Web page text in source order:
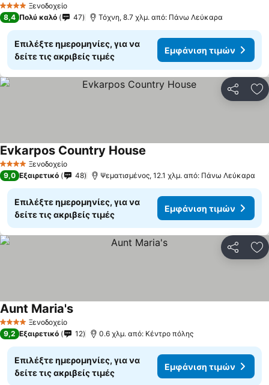
4 ΑστέριαΞενοδοχείο
8,4 Πολύ καλό 47 Τόχνη, 8.7 χλμ. από: Πάνω Λεύκαρα
Επιλέξτε ημερομηνίες, για να
δείτε τις ακριβείς τιμές
Εμφάνιση τιμών
4 ΑστέριαΞενοδοχείο
Evkarpos Country House
9,0 Εξαιρετικό 48 Ψεματισμένος, 12.1 χλμ. από: Πάνω Λεύκαρα
Επιλέξτε ημερομηνίες, για να
δείτε τις ακριβείς τιμές
Εμφάνιση τιμών
4 ΑστέριαΞενοδοχείο
Aunt Maria's
9,2 Εξαιρετικό 12 0.6 χλμ. από: Κέντρο πόλης
Επιλέξτε ημερομηνίες, για να
δείτε τις ακριβείς τιμές
Εμφάνιση τιμών